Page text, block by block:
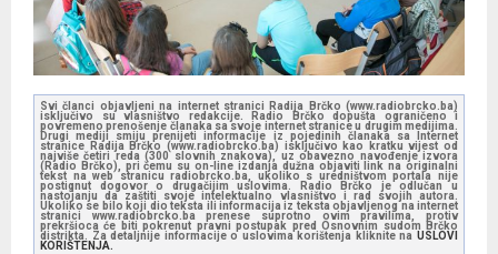
Svi članci objavljeni na internet stranici Radija Brčko (www.radiobrcko.ba)
isključivo su vlasništvo redakcije. Radio Brčko dopušta ograničeno i
povremeno prenošenje članaka sa svoje internet stranice u drugim medijima.
Drugi mediji smiju prenijeti informacije iz pojedinih članaka sa Internet
stranice Radija Brčko (www.radiobrcko.ba) isključivo kao kratku vijest od
najviše četiri reda (300 slovnih znakova), uz obavezno navođenje izvora
(Radio Brčko), pri čemu su on-line izdanja dužna objaviti link na originalni
tekst na web stranicu radiobrcko.ba, ukoliko s uredništvom portala nije
postignut dogovor o drugačijim uslovima. Radio Brčko je odlučan u
nastojanju da zaštiti svoje intelektualno vlasništvo i rad svojih autora.
Ukoliko se bilo koji dio teksta ili informacija iz teksta objavljenog na internet
stranici www.radiobrcko.ba prenese suprotno ovim pravilima, protiv
prekršioca će biti pokrenut pravni postupak pred Osnovnim sudom Brčko
distrikta. Za detaljnije informacije o uslovima korištenja kliknite na USLOVI
KORIŠTENJA.